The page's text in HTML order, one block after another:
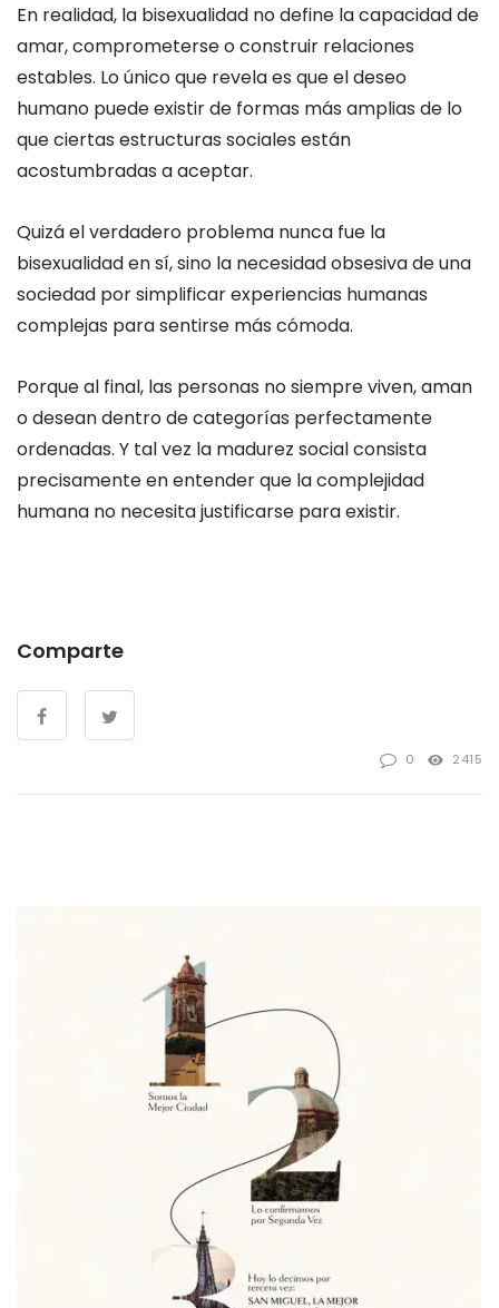
En realidad, la bisexualidad no define la capacidad de
amar, comprometerse o construir relaciones
estables. Lo único que revela es que el deseo
humano puede existir de formas más amplias de lo
que ciertas estructuras sociales están
acostumbradas a aceptar.
Quizá el verdadero problema nunca fue la
bisexualidad en sí, sino la necesidad obsesiva de una
sociedad por simplificar experiencias humanas
complejas para sentirse más cómoda.
Porque al final, las personas no siempre viven, aman
o desean dentro de categorías perfectamente
ordenadas. Y tal vez la madurez social consista
precisamente en entender que la complejidad
humana no necesita justificarse para existir.
Comparte
0 2415